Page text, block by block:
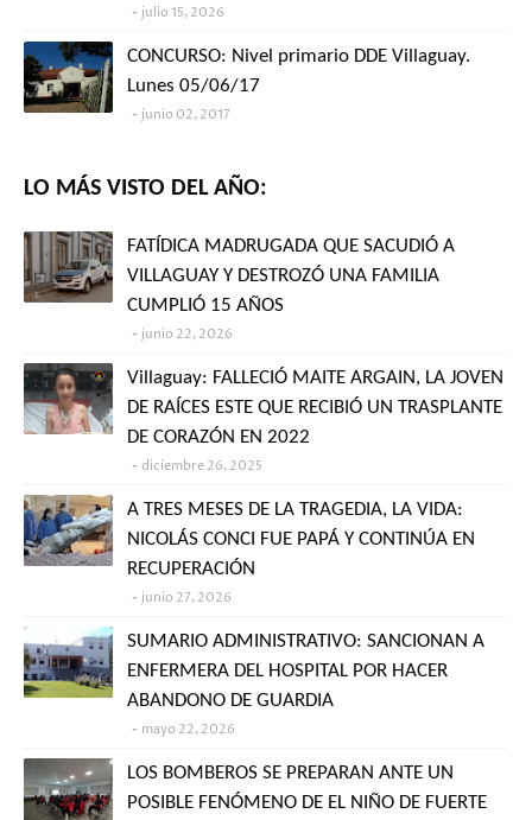
julio 15, 2026
CONCURSO: Nivel primario DDE Villaguay.
Lunes 05/06/17
junio 02, 2017
LO MÁS VISTO DEL AÑO:
FATÍDICA MADRUGADA QUE SACUDIÓ A
VILLAGUAY Y DESTROZÓ UNA FAMILIA
CUMPLIÓ 15 AÑOS
junio 22, 2026
Villaguay: FALLECIÓ MAITE ARGAIN, LA JOVEN
DE RAÍCES ESTE QUE RECIBIÓ UN TRASPLANTE
DE CORAZÓN EN 2022
diciembre 26, 2025
A TRES MESES DE LA TRAGEDIA, LA VIDA:
NICOLÁS CONCI FUE PAPÁ Y CONTINÚA EN
RECUPERACIÓN
junio 27, 2026
SUMARIO ADMINISTRATIVO: SANCIONAN A
ENFERMERA DEL HOSPITAL POR HACER
ABANDONO DE GUARDIA
mayo 22, 2026
LOS BOMBEROS SE PREPARAN ANTE UN
POSIBLE FENÓMENO DE EL NIÑO DE FUERTE